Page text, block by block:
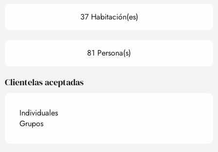
37 Habitación(es)
81 Persona(s)
Clientelas aceptadas
Individuales
Grupos